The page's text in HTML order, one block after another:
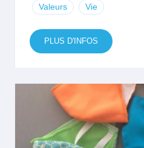
Valeurs Vie
PLUS D'INFOS